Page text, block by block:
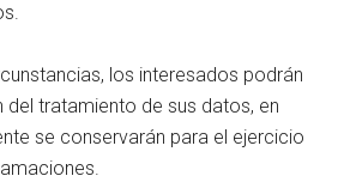
los interesados podrán
del tratamiento de sus datos, en
se conservarán para el ejercicio